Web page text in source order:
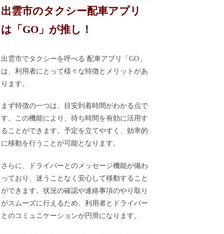
出雲市のタクシー配車アプリ
は「GO」が推し！
出雲市でタクシーを呼べる 配車アプリ「GO」
は、利用者にとって様々な特徴とメリットがあ
ります。
まず特徴の一つは、目安到着時間がわかる点で
す。この機能により、待ち時間を有効に活用す
ることができます。予定を立てやすく、効率的
に移動を行うことが可能となります。
さらに、ドライバーとのメッセージ機能が備わ
っており、迷うことなく安心して移動すること
ができます。状況の確認や連絡事項のやり取り
がスムーズに行えるため、利用者とドライバー
とのコミュニケーションが円滑になります。